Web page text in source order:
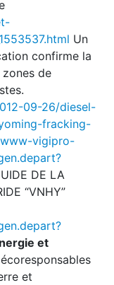
Un
confirme la
de
09-26/diesel-
fracking-
vigipro-
DE LA
“VNHY”
et
et